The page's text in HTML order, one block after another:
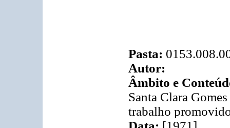
Pasta:
Autor:
Âmbito e
Santa Clara
trabalho